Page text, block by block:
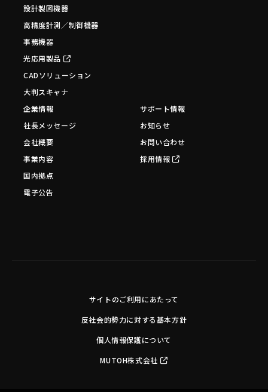
設計製図機器
高精度計測／制御機器
事務機器
光応用製品
CADソリューション
大判スキャナ
企業情報
社長メッセージ
会社概要
事業内容
国内拠点
電子公告
サポート情報
お知らせ
お問い合わせ
採用情報
サイトのご利用にあたって
反社会的勢力に対する基本方針
個人情報保護について
MUTOH株式会社